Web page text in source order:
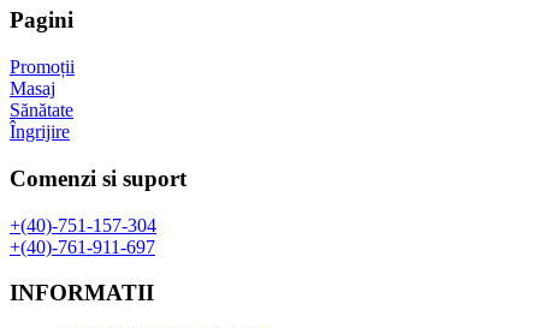
Pagini
Promoții
Masaj
Sănătate
Îngrijire
Comenzi si suport
+(40)-751-157-304
+(40)-761-911-697
INFORMATII